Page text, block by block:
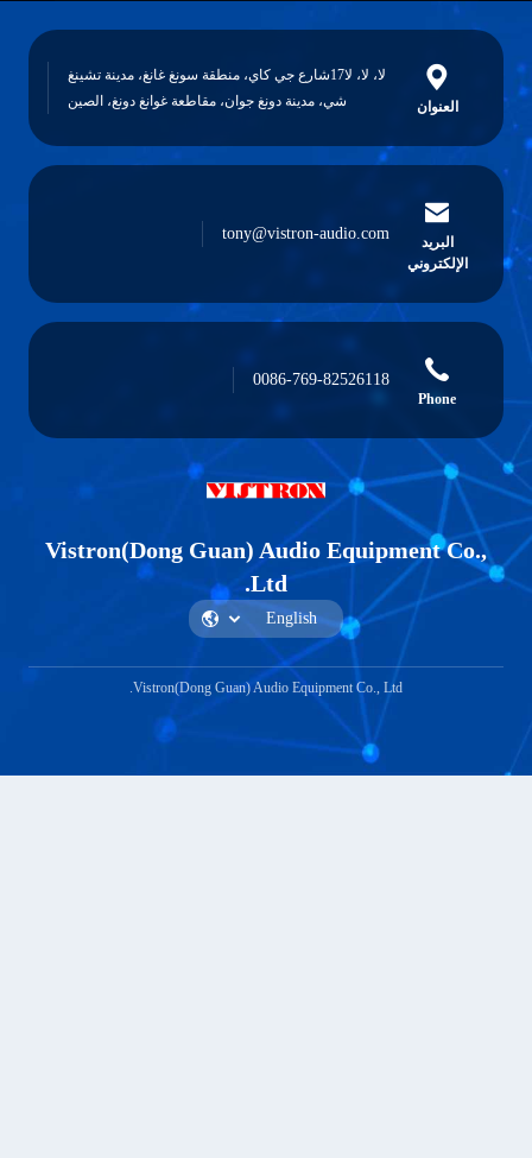
لا، لا، لا17شارع جي كاي، منطقة سونغ غانغ، مدينة تشينغ
شي، مدينة دونغ جوان، مقاطعة غوانغ دونغ، الصين
الإلكتروني
tony@vistron-audio.com
Phone
0086-769-82526118
Vistron(Dong Guan) Audio Equipment
Vistron(Dong Guan) Audio Equipment Co., Ltd.